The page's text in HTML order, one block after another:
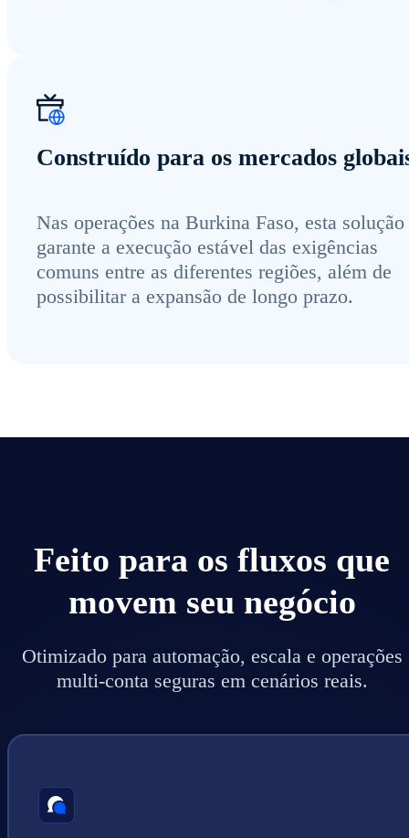
Construído para os mercados
Nas operações na Burkina Faso, esta solução
garante a execução estável das exigências
comuns entre as diferentes regiões, além de
possibilitar a expansão de longo prazo.
Feito para os fluxos que
movem seu negócio
Otimizado para automação, escala e operações
multi-conta seguras em cenários reais.